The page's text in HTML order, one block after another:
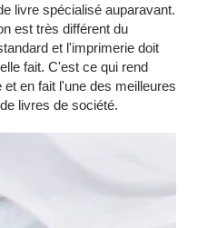
livre spécialisé auparavant.
est très différent du
et l'imprimerie doit
fait. C'est ce qui rend
en fait l'une des meilleures
livres de société.